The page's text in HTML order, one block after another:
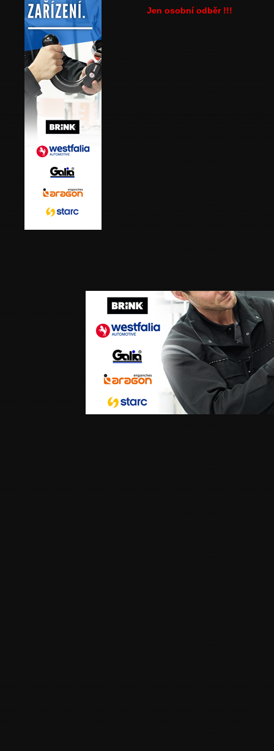
Jen osobní odběr !!!